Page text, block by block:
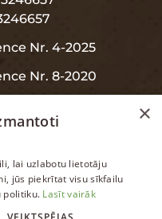
Nr. 4-2025
Nr. 8-2020
ENGLISH
×
lai uzlabotu lietotāju
jūs piekrītat visu sīkfailu
politiku. Lasīt vairāk